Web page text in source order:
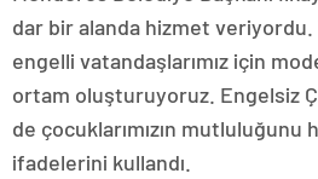
dar bir alanda hizmet
engelli vatandaşlarımız için
ortam oluşturuyoruz. Engelsiz
de çocuklarımızın mutluluğunu
ifadelerini kullandı.